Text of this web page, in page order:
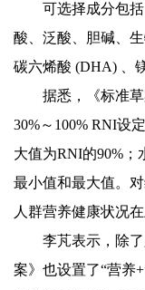
可选择成分包
酸、泛酸、胆碱、
碳六烯酸 (DHA) 、
据悉，《标准
30%～100% RNI设
大值为RNI的90%；
最小值和最大值。
人群营养健康状况
李芃表示，除
案》也设置了“营养